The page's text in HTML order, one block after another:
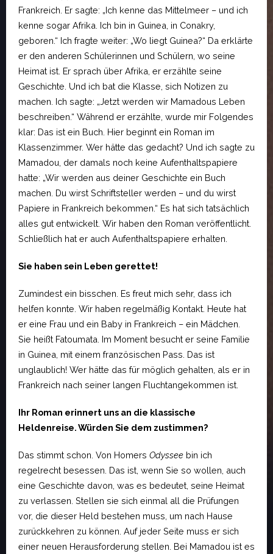
Frankreich. Er sagte: „Ich kenne das Mittelmeer – und ich
kenne sogar Afrika. Ich bin in Guinea, in Conakry,
geboren.“ Ich fragte weiter: „Wo liegt Guinea?“ Da erklärte
er den anderen Schülerinnen und Schülern, wo seine
Heimat ist. Er sprach über Afrika, er erzählte seine
Geschichte. Und ich bat die Klasse, sich Notizen zu
machen. Ich sagte: „Jetzt werden wir Mamadous Leben
beschreiben.“ Während er erzählte, wurde mir Folgendes
klar: Das ist ein Buch. Hier beginnt ein Roman im
Klassenzimmer. Wer hätte das gedacht? Und ich sagte zu
Mamadou, der damals noch keine Aufenthaltspapiere
hatte: „Wir werden aus deiner Geschichte ein Buch
machen. Du wirst Schriftsteller werden – und du wirst
Papiere in Frankreich bekommen.“ Es hat sich tatsächlich
alles gut entwickelt. Wir haben den Roman veröffentlicht.
Schließlich hat er auch Aufenthaltspapiere erhalten.
Sie haben sein Leben gerettet!
Zumindest ein bisschen. Es freut mich sehr, dass ich
helfen konnte. Wir haben regelmäßig Kontakt. Heute hat
er eine Frau und ein Baby in Frankreich – ein Mädchen.
Sie heißt Fatoumata. Im Moment besucht er seine Familie
in Guinea, mit einem französischen Pass. Das ist
unglaublich! Wer hätte das für möglich gehalten, als er in
Frankreich nach seiner langen Fluchtangekommen ist.
Ihr Roman erinnert uns an die klassische
Heldenreise. Würden Sie dem zustimmen?
Das stimmt schon. Von Homers Odyssee bin ich
regelrecht besessen. Das ist, wenn Sie so wollen, auch
eine Geschichte davon, was es bedeutet, seine Heimat
zu verlassen. Stellen sie sich einmal all die Prüfungen
vor, die dieser Held bestehen muss, um nach Hause
zurückkehren zu können. Auf jeder Seite muss er sich
einer neuen Herausforderung stellen. Bei Mamadou ist es